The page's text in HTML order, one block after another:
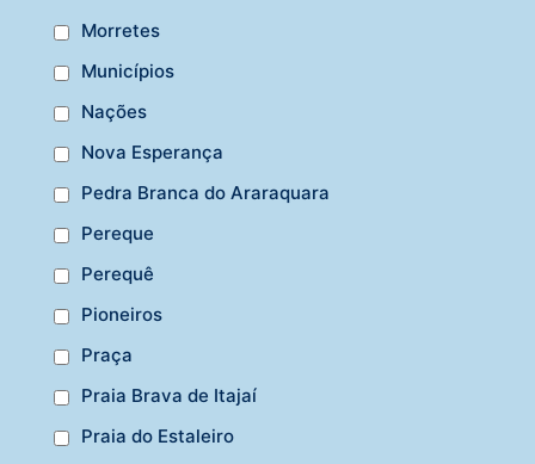
Morretes
Municípios
Nações
Nova Esperança
Pedra Branca do Araraquara
Pereque
Perequê
Pioneiros
Praça
Praia Brava de Itajaí
Praia do Estaleiro